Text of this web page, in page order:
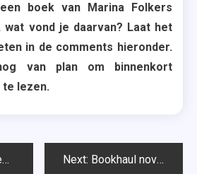
boek van Marina Folkers
vond je daarvan? Laat het
in de comments hieronder.
van plan om binnenkort
te lezen.
Next: Bookhaul november 2020